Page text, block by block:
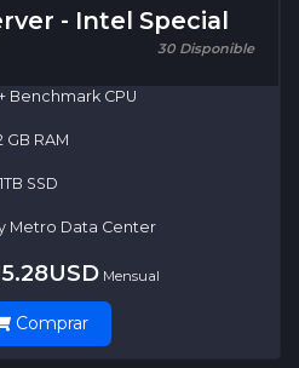
- Intel Special
30 Disponible
Benchmark CPU
GB RAM
1TB SSD
Metro Data Center
Mensual
Comprar